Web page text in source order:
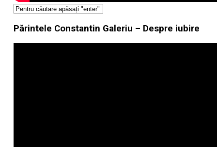
Părintele Constantin Galeriu – Despre iubire